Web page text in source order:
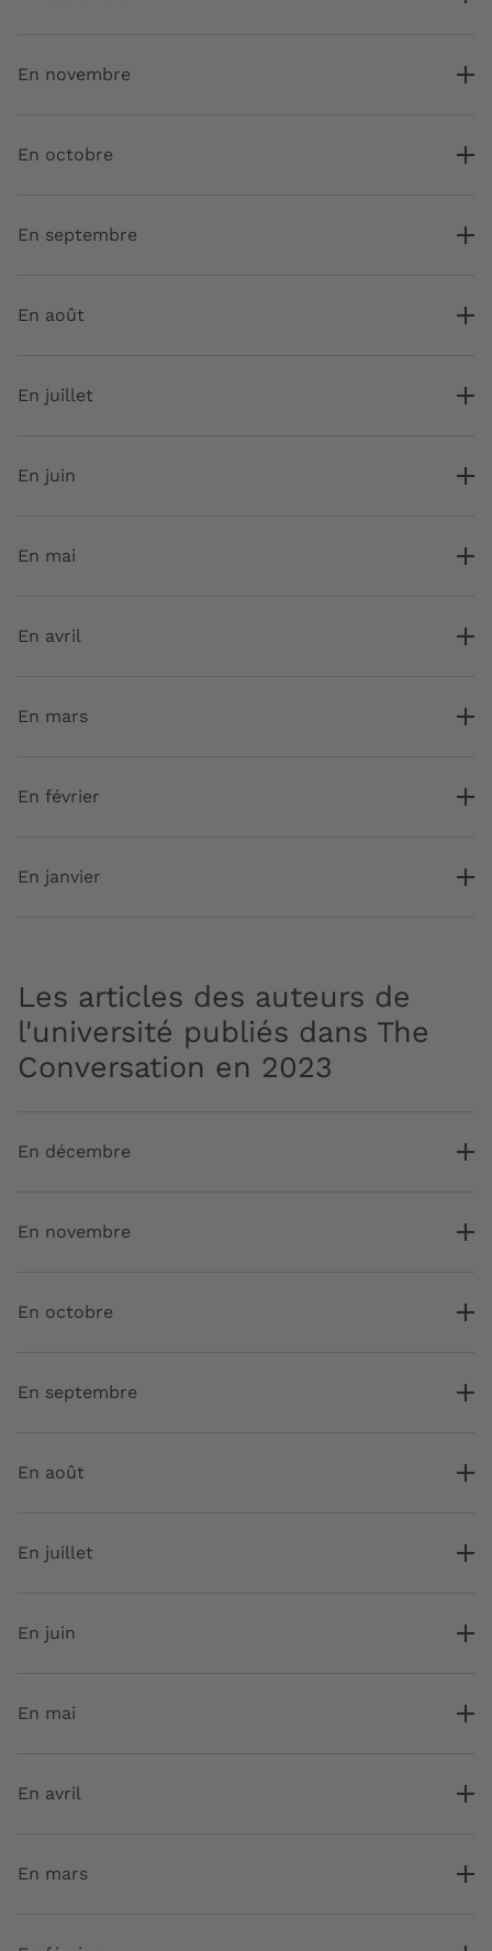
En novembre
En octobre
En septembre
En août
En juillet
En juin
En mai
En avril
En mars
En février
En janvier
Les articles des auteurs de
l'université publiés dans The
Conversation en 2023
En décembre
En novembre
En octobre
En septembre
En août
En juillet
En juin
En mai
En avril
En mars